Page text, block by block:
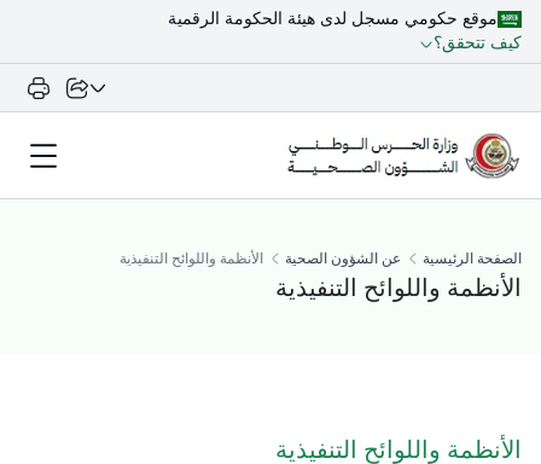
موقع حكومي مسجل لدى هيئة الحكومة الرقمية
كيف تتحقق؟
الصفحة الرئيسية عن الشؤون الصحية الأنظمة واللوائح التنفيذية
الأنظمة واللوائح التنفيذية
الأنظمة واللوائح التنفيذية​